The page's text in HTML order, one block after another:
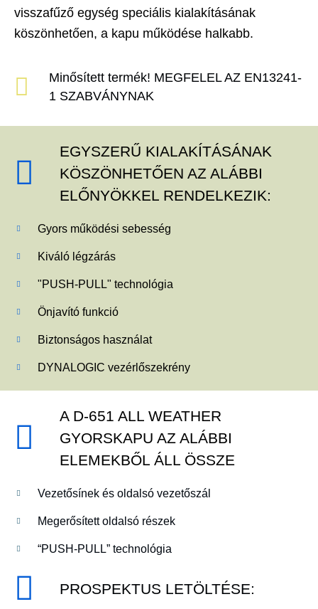
visszafűző egység speciális kialakításának
köszönhetően, a kapu működése halkabb.
Minősített termék! MEGFELEL AZ EN13241-
1 SZABVÁNYNAK
A D-651 ALL WEATHER
GYORSKAPU AZ ALÁBBI
ELEMEKBŐL ÁLL ÖSSZE
Vezetősínek és oldalsó vezetőszál
Megerősített oldalsó részek
“PUSH-PULL” technológia
PROSPEKTUS LETÖLTÉSE:
EGYSZERŰ KIALAKÍTÁSÁNAK
KÖSZÖNHETŐEN AZ ALÁBBI
ELŐNYÖKKEL RENDELKEZIK:
Gyors működési sebesség
Kiváló légzárás
"PUSH-PULL" technológia
Önjavító funkció
Biztonságos használat
DYNALOGIC vezérlőszekrény